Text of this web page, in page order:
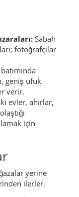
Sabah
fotoğrafçılar
geniş ufuk
verir.
evler, ahırlar,
için
yerine
ilerler.